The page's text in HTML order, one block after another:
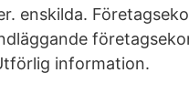
enskilda.
information.